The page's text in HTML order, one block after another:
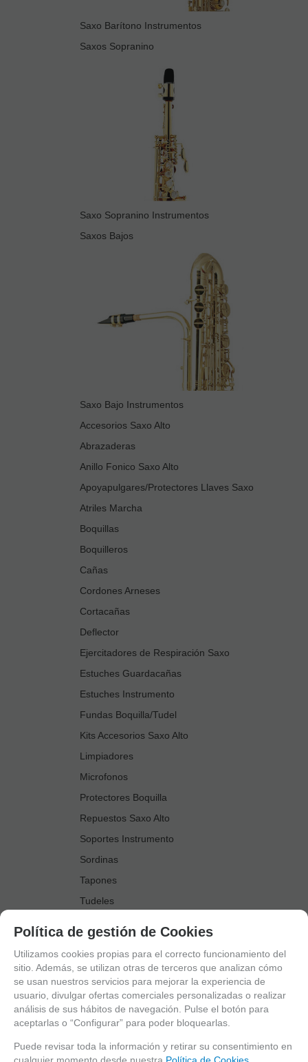
Saxo Barítono Instrumentos
Saxos Sopranino
Saxo Sopranino Instrumentos
Saxos Bajos
Saxo Bajo Instrumentos
Accesorios Saxo Alto
Abrazaderas
Anillo Fonico Saxo Alto
Apoyapulgares/Protectores Llaves Saxo
Atriles Marcha
Boquillas
Boquilleros
Cañas
Cordones Arneses
Cortacañas
Deflector
Ejercitadores de Respiración Saxo
Estuches Guardacañas
Estuches Instrumento
Fundas Boquilla/Tudel
Kits Accesorios Saxo Alto
Limpiadores
Microfonos
Protectores Boquilla
Repuestos Saxo Alto
Soportes Instrumento
Sordinas
Tapones
Tudeles
Accesorios Saxo Tenor
Abrazaderas
Anillo Fonico Saxo Tenor
Atriles Marcha
Boquillas
Boquilleros
Política de gestión de Cookies
Utilizamos cookies propias para el correcto funcionamiento del
sitio. Además, se utilizan otras de terceros que analizan cómo
se usan nuestros servicios para mejorar la experiencia de
usuario, divulgar ofertas comerciales personalizadas o realizar
análisis de sus hábitos de navegación. Pulse el botón para
aceptarlas o “Configurar” para poder bloquearlas.
Puede revisar toda la información y retirar su consentimiento en